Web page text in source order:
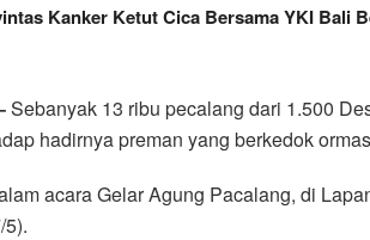
Kanker Ketut Cica Bersama YKI Bali
Sebanyak 13 ribu pecalang dari 1.500
hadirnya preman yang berkedok
acara Gelar Agung Pacalang, di